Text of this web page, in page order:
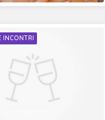
INCONTRI